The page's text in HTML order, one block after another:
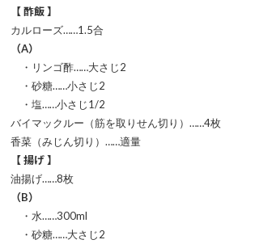
【 酢飯 】
カルローズ……1.5合
（A）
・リンゴ酢……大さじ2
・砂糖……小さじ2
・塩……小さじ1/2
バイマックルー（筋を取りせん切り）……4枚
香菜（みじん切り）……適量
【 揚げ 】
油揚げ……8枚
（B）
・水……300ml
・砂糖……大さじ2